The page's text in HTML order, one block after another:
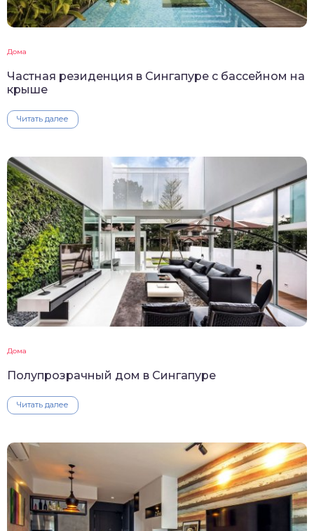
Дома
Частная резиденция в Сингапуре с бассейном на
крыше
Читать далее
Дома
Полупрозрачный дом в Сингапуре
Читать далее